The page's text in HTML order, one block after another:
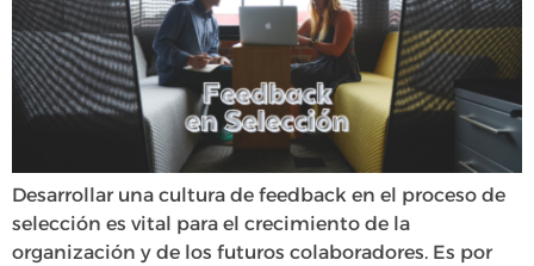
Desarrollar una cultura de feedback en el proceso de
selección es vital para el crecimiento de la
organización y de los futuros colaboradores. Es por